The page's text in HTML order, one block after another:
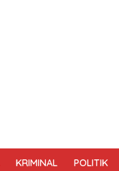
KRIMINAL POLITIK